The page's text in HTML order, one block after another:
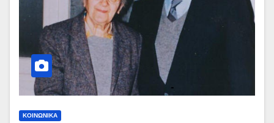
ΚΟΙΝΩΝΙΚΑ